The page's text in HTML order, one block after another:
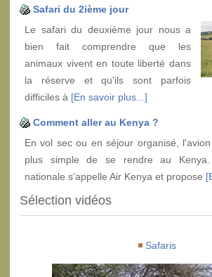
Safari du 2ième jour
Le safari du deuxième jour nous a
bien fait comprendre que les
animaux vivent en toute liberté dans
la réserve et qu'ils sont parfois
difficiles à [En savoir plus...]
Comment aller au Kenya ?
En vol sec ou en séjour organisé,
plus simple de se rendre au Kenya.
nationale s'appelle Air Kenya et propose
Sélection vidéos
Safaris